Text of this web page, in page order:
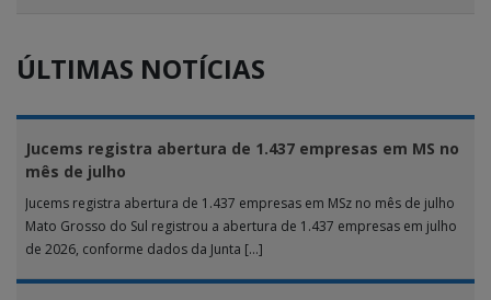
ÚLTIMAS NOTÍCIAS
Jucems registra abertura de 1.437 empresas em MS no
mês de julho
Jucems registra abertura de 1.437 empresas em MSz no mês de julho
Mato Grosso do Sul registrou a abertura de 1.437 empresas em julho
de 2026, conforme dados da Junta […]